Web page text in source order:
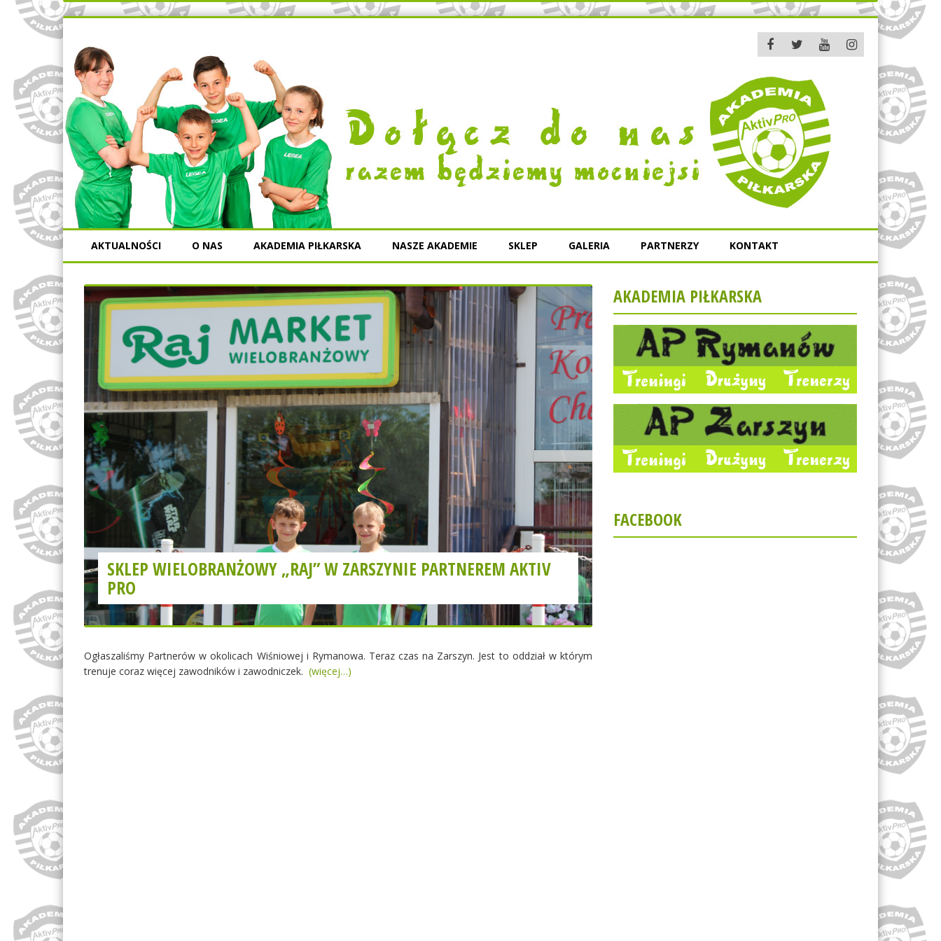
AKTUALNOŚCI O NAS AKADEMIA PIŁKARSKA NASZE AKADEMIE SKLEP GALERIA PARTNERZY KONTAKT
SKLEP WIELOBRANŻOWY „RAJ” W ZARSZYNIE PARTNEREM AKTIV
PRO
Ogłaszaliśmy Partnerów w okolicach Wiśniowej i Rymanowa. Teraz czas na Zarszyn. Jest to oddział w którym
trenuje coraz więcej zawodników i zawodniczek. (więcej…)
AKADEMIA PIŁKARSKA
FACEBOOK